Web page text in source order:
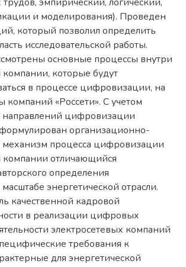
и моделирования). Проведен
который позволил определить
исследовательской работы.
основные процессы внутри
компании, которые будут
в процессе цифровизации, на
компаний «Россети». С учетом
направлений цифровизации
организационно-
процесса цифровизации
компании отличающийся
определения
энергетической отрасли.
качественной кадровой
в реализации цифровых
электросетевых компаний
требования к
для энергетической